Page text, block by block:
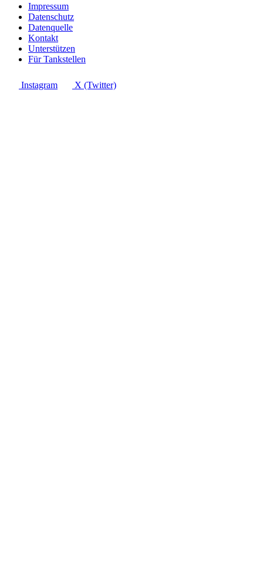
Impressum
Datenschutz
Datenquelle
Kontakt
Unterstützen
Für Tankstellen
Instagram X (Twitter)